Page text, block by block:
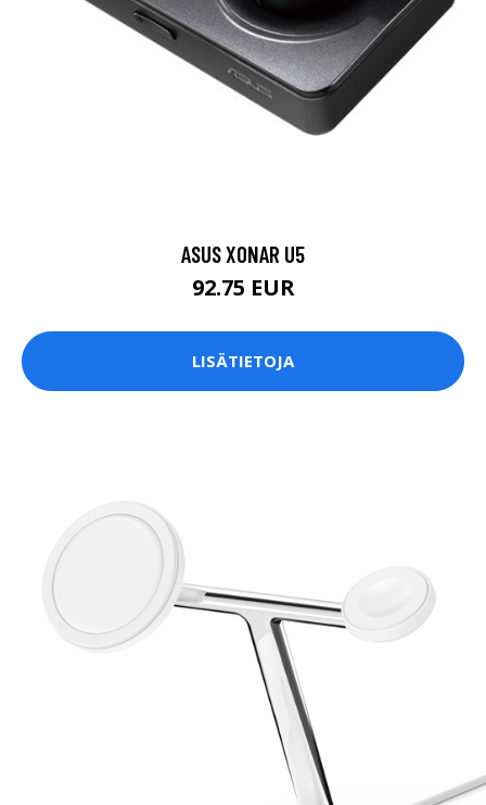
ASUS XONAR U5
92.75 EUR
LISÄTIETOJA